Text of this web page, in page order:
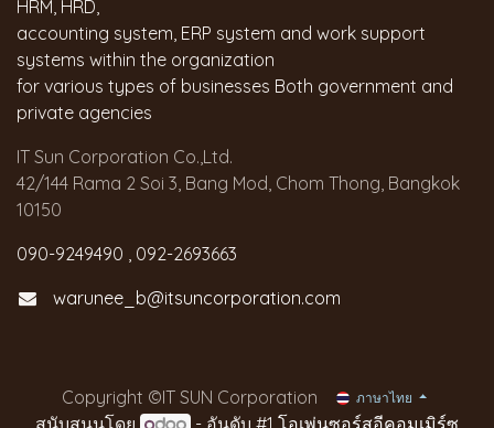
HRM, HRD,
accounting system, ERP system and work support
systems within the organization
for various types of businesses Both government and
private agencies
IT Sun Corporation Co.,Ltd.
42/144 Rama 2 Soi 3, Bang Mod, Chom Thong, Bangkok
10150
090-9249490 , 092-2693663
warunee_b@itsuncorporation.com
Copyright ©IT SUN Corporation ภาษาไทย
สนับสนุนโดย - อันดับ #1โอเพ่นซอร์สอีคอมเมิร์ซ